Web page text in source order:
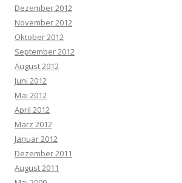
Dezember 2012
November 2012
Oktober 2012
September 2012
August 2012
Juni 2012
Mai 2012
April 2012
März 2012
Januar 2012
Dezember 2011
August 2011